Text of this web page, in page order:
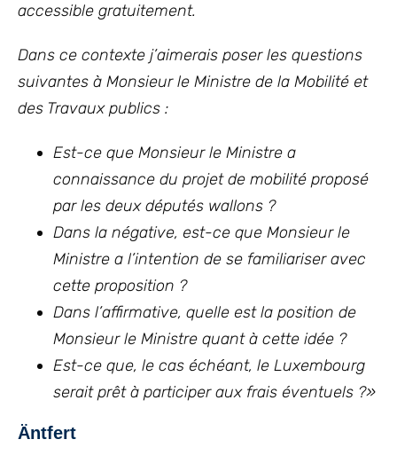
accessible gratuitement.
Dans ce contexte j’aimerais poser les questions
suivantes à Monsieur le Ministre de la Mobilité et
des Travaux publics :
Est-ce que Monsieur le Ministre a
connaissance du projet de mobilité proposé
par les deux députés wallons ?
Dans la négative, est-ce que Monsieur le
Ministre a l’intention de se familiariser avec
cette proposition ?
Dans l’affirmative, quelle est la position de
Monsieur le Ministre quant à cette idée ?
Est-ce que, le cas échéant, le Luxembourg
serait prêt à participer aux frais éventuels ?»
Äntfert